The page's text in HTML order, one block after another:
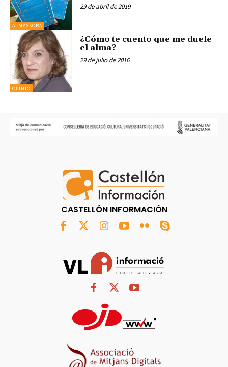
ALMASSORA
29 de abril de 2019
OPINIÓ
¿Cómo te cuento que me duele
el alma?
29 de julio de 2016
CASTELLÓN INFORMACIÓN